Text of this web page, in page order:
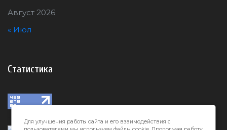
Август 2026
« Июл
Статистика
Для улучшения работы сайта и его взаимодействия с